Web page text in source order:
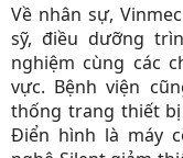
Về nhân sự,
sỹ, điều dưỡng
nghiệm cùng các
vực. Bệnh viện
thống trang thiết
Điển hình là máy